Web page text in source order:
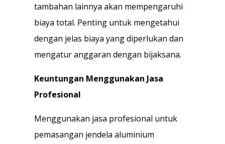
tambahan lainnya akan mempengaruhi
biaya total. Penting untuk mengetahui
dengan jelas biaya yang diperlukan dan
mengatur anggaran dengan bijaksana.
Keuntungan Menggunakan Jasa
Profesional
Menggunakan jasa profesional untuk
pemasangan jendela aluminium